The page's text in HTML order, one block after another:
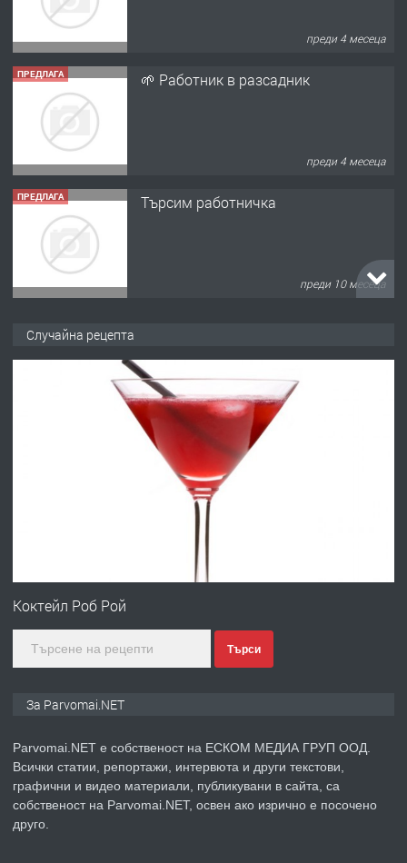
преди 4 месеца
ПРЕДЛАГА 🌱 Работник в разсадник
преди 4 месеца
ПРЕДЛАГА Търсим работничка
преди 10 месеца
Работа за общи работници
Първи поход "По стъпките на Ангел
преди 1 година
ПРЕДЛАГА Уроци по Математика
Случайна рецепта
Коктейл Роб Рой
Търси
За Parvomai.NET
Parvomai.NET е собственост на ЕСКОМ МЕДИА ГРУП ООД.
Всички статии, репортажи, интервюта и други текстови,
графични и видео материали, публикувани в сайта, са
собственост на Parvomai.NET, освен ако изрично е посочено
друго.